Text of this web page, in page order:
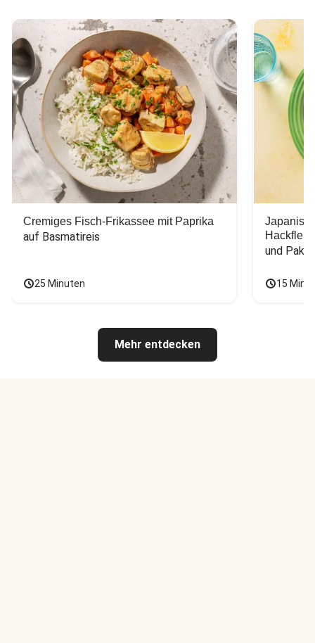
Cremiges Fisch-Frikassee mit Paprika
auf Basmatireis
25 Minuten
und Pak
15
Mehr entdecken